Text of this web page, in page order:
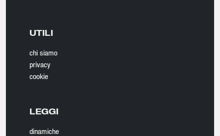
UTILI
chi siamo
privacy
cookie
LEGGI
dinamiche